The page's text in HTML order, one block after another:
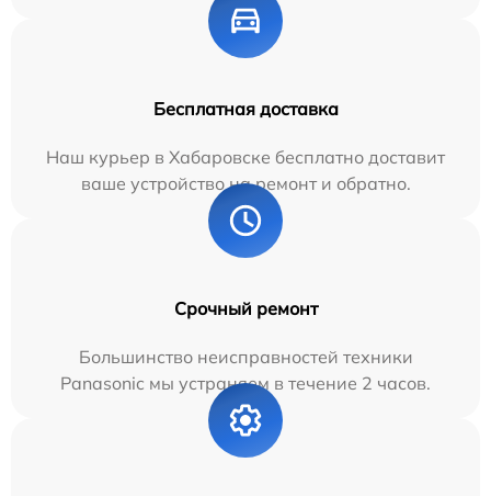
Бесплатная доставка
Наш курьер в Хабаровске бесплатно доставит
ваше устройство на ремонт и обратно.
Срочный ремонт
Большинство неисправностей техники
Panasonic мы устраняем в течение 2 часов.